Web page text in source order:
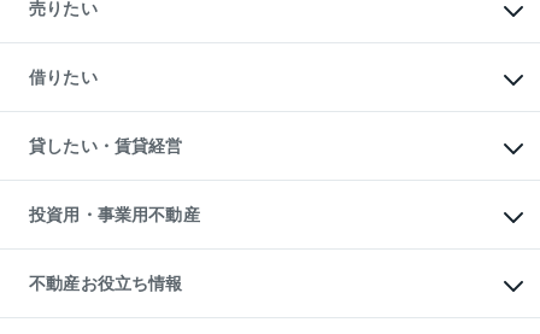
中古マンションの購入
一戸建ての購入
中古一戸建ての購入
不動産購入の流れ
注目キーワード物件特集
購入ガイド
English 繁体中文簡体中文
売りたい
一戸建ての売却・査定
土地の売却・査定
スピードAI査定
不動産査定について
不動産売却の流れ
不動産買換えの流れ
売却ガイド
借りたい
オフィス・店舗の賃貸
借りるときの流れ
借りるガイド
貸したい・賃貸経営
マンション賃料データ
賃貸管理プラン
リロケーションについて
貸すガイド
投資用・事業用不動産
事業用不動産
マンション投資
投資用マンション
不動産お役立ち情報